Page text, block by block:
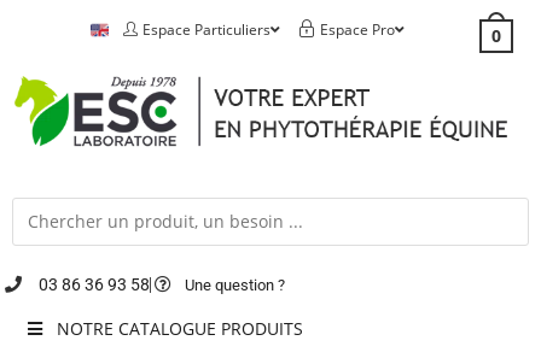
Espace Particuliers Espace Pro 0
03 86 36 93 58 Une question ?
NOTRE CATALOGUE PRODUITS